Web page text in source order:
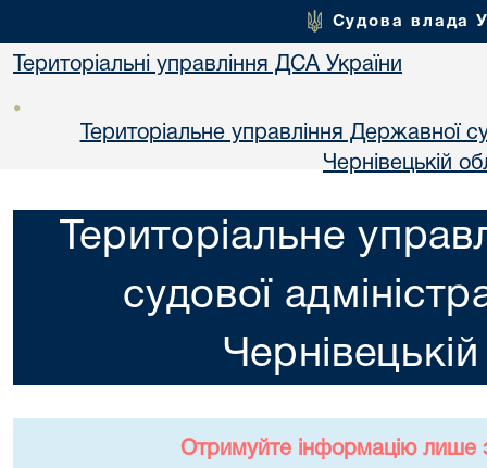
Судова влада
Територіальні управління ДСА України
•
Територіальне управління Державної
Чернiвецькій
Територіальне
судової
Отримуйте інформацію лише